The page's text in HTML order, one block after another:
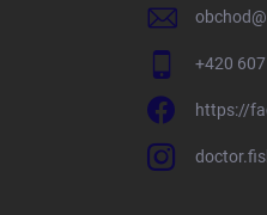
obchod@
+420
https://